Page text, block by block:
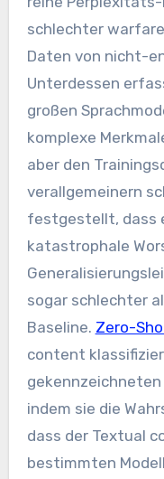
schlechter
Daten von nicht-
Unterdessen
großen
komplexe
aber den
verallgemeinern
festgestellt, dass
katastrophale
sogar schlechter
Baseline. Zero-
content
indem sie die
dass der Textual
bestimmten